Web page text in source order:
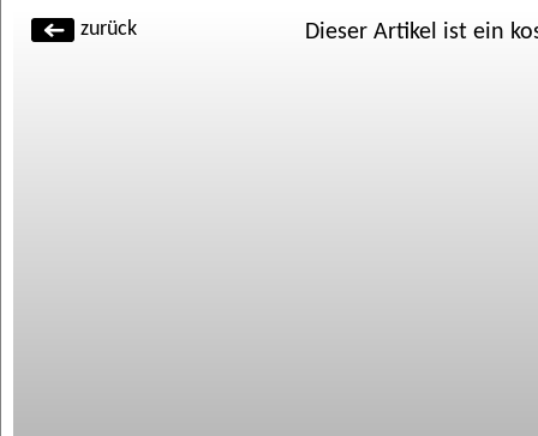
zurück Dieser Artikel ist ein